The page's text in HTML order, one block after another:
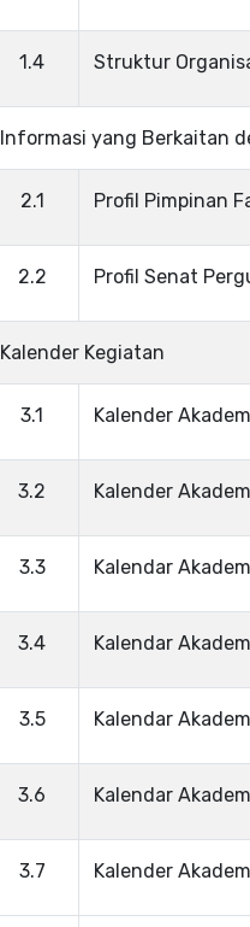
1.4 Struktur
Informasi yang Berkaitan
2.1 Profil Pimpinan
2.2 Profil Senat
Kalender Kegiatan
3.1 Kalender
3.2 Kalender
3.3 Kalendar
3.4 Kalendar
3.5 Kalendar
3.6 Kalendar
3.7 Kalender